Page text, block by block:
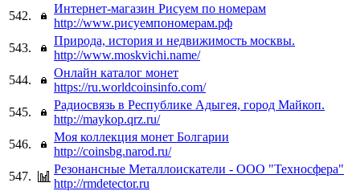
542.
Интернет-магазин Рисуем по номерам
http://www.рисуемпономерам.рф
543.
Природа, история и недвижимость москвы.
http://www.moskvichi.name/
544.
Онлайн каталог монет
https://ru.worldcoinsinfo.com/
545.
Радиосвязь в Республике Адыгея, город Майкоп.
http://maykop.qrz.ru/
546.
Моя коллекция монет Болгарии
http://coinsbg.narod.ru/
547.
Резонансные Металлоискатели - ООО "Техносфера"
http://rmdetector.ru